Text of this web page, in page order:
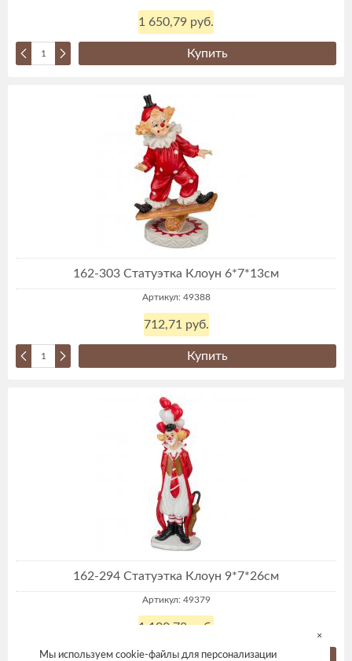
1 650,79 руб.
Купить
162-303 Статуэтка Клоун 6*7*13см
Артикул: 49388
712,71 руб.
Купить
162-294 Статуэтка Клоун 9*7*26см
Артикул: 49379
1 100,78 руб.
Мы используем cookie-файлы для персонализации
×